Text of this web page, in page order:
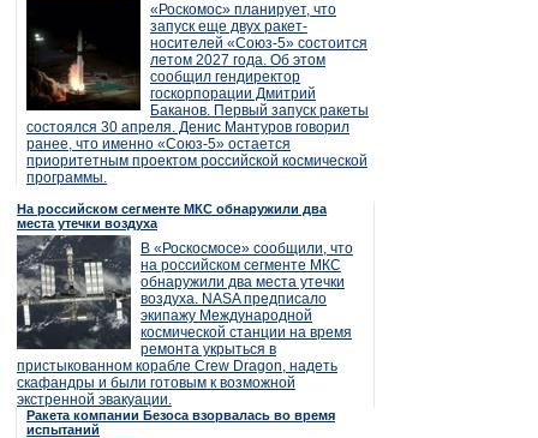
«Роскомос» планирует, что
запуск еще двух ракет-
носителей «Союз-5» состоится
летом 2027 года. Об этом
сообщил гендиректор
госкорпорации Дмитрий
Баканов. Первый запуск ракеты
состоялся 30 апреля. Денис Мантуров говорил
ранее, что именно «Союз-5» остается
приоритетным проектом российской космической
программы.
На российском сегменте МКС обнаружили два
места утечки воздуха
В «Роскосмосе» сообщили, что
на российском сегменте МКС
обнаружили два места утечки
воздуха. NASA предписало
экипажу Международной
космической станции на время
ремонта укрыться в
пристыкованном корабле Crew Dragon, надеть
скафандры и были готовым к возможной
экстренной эвакуации.
Ракета компании Безоса взорвалась во время
испытаний